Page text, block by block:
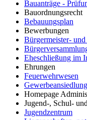
Bauanträge -
Bauordnungsrecht
Bebauungsplan
Bewerbungen
Bürgermeister- und
Eheschließung im
Ehrungen
Feuerwehrwesen
Gewerbeansiedlung
Homepage
Jugend-, Schul-
Jugendzentrum